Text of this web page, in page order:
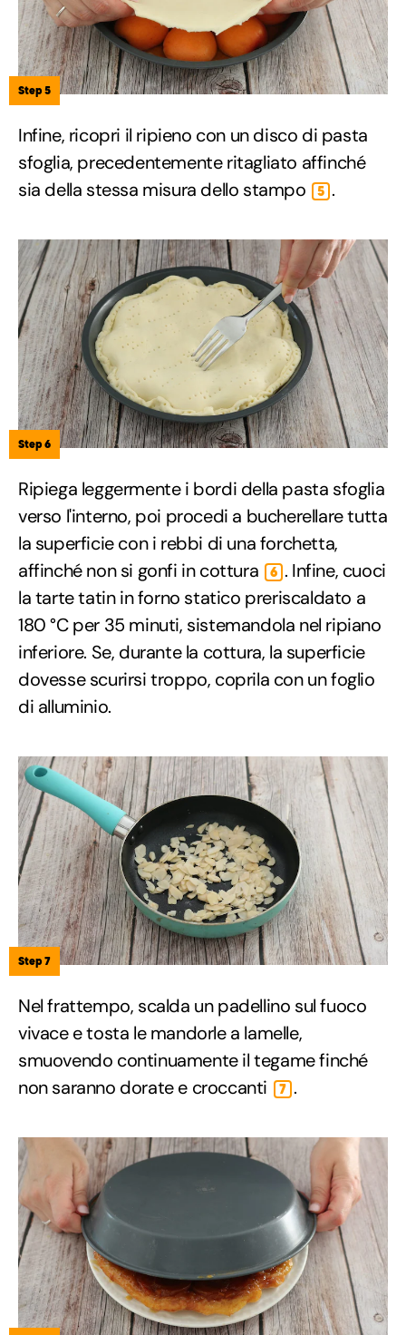
Step 5
Infine, ricopri il ripieno con un disco di pasta
sfoglia, precedentemente ritagliato affinché
sia della stessa misura dello stampo
5 .
Step 6
Ripiega leggermente i bordi della pasta sfoglia
verso l'interno, poi procedi a bucherellare tutta
la superficie con i rebbi di una forchetta,
affinché non si gonfi in cottura
6 . Infine, cuoci
la tarte tatin in forno statico preriscaldato a
180 °C per 35 minuti, sistemandola nel ripiano
inferiore. Se, durante la cottura, la superficie
dovesse scurirsi troppo, coprila con un foglio
di alluminio.
Step 7
Nel frattempo, scalda un padellino sul fuoco
vivace e tosta le mandorle a lamelle,
smuovendo continuamente il tegame finché
non saranno dorate e croccanti
7 .